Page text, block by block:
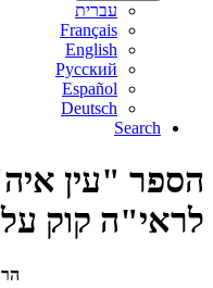
עברית
Français
English
Русский
Español
Deutsch
Search
הספר "עין
לראי"ה קוק